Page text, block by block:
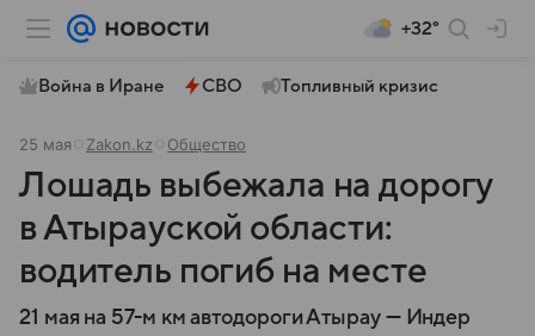
+32°
Война в Иране СВО Топливный кризис
25 мая Zakon.kz Общество
Лошадь выбежала на дорогу
в Атырауской области:
водитель погиб на месте
21 мая на 57-м км автодороги Атырау — Индер